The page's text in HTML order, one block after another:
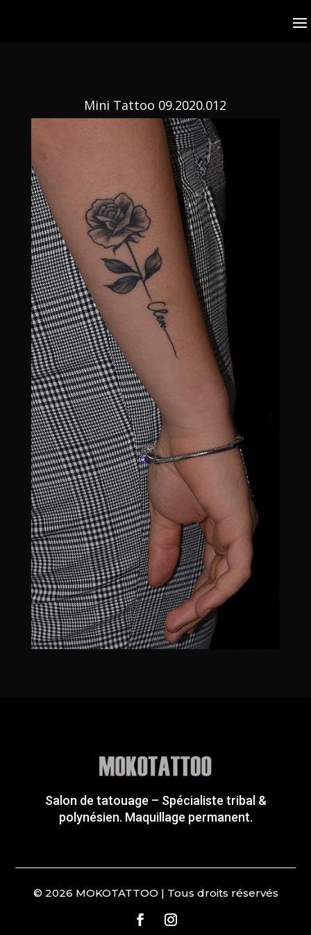
Mini Tattoo 09.2020.012
Salon de tatouage – Spécialiste tribal &
polynésien. Maquillage permanent.
© 2026 MOKOTATTOO | Tous droits réservés